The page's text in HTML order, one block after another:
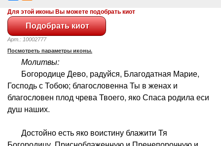
Для этой иконы Вы можете подобрать киот
Арт.: 10002777
Посмотреть параметры иконы.
Молитвы:
Богородице Дево, радуйся, Благодатная Марие,
Господь с Тобою; благословенна Ты в женах и
благословен плод чрева Твоего, яко Спаса родила еси
душ наших.
Достойно есть яко воистину блажити Тя